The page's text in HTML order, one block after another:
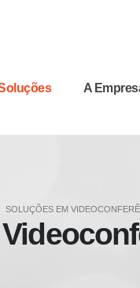
A
SOLUÇÕES EM